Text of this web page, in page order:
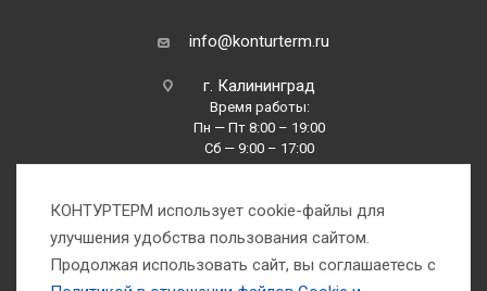
info@konturterm.ru
г. Калининград
Время работы:
Пн — Пт 8:00 – 19:00
Сб — 9:00 – 17:00
Вс —10:00 – 16:00
КОНТУРТЕРМ использует cookie-файлы для
улучшения удобства пользования сайтом.
Продолжая использовать сайт, вы соглашаетесь с